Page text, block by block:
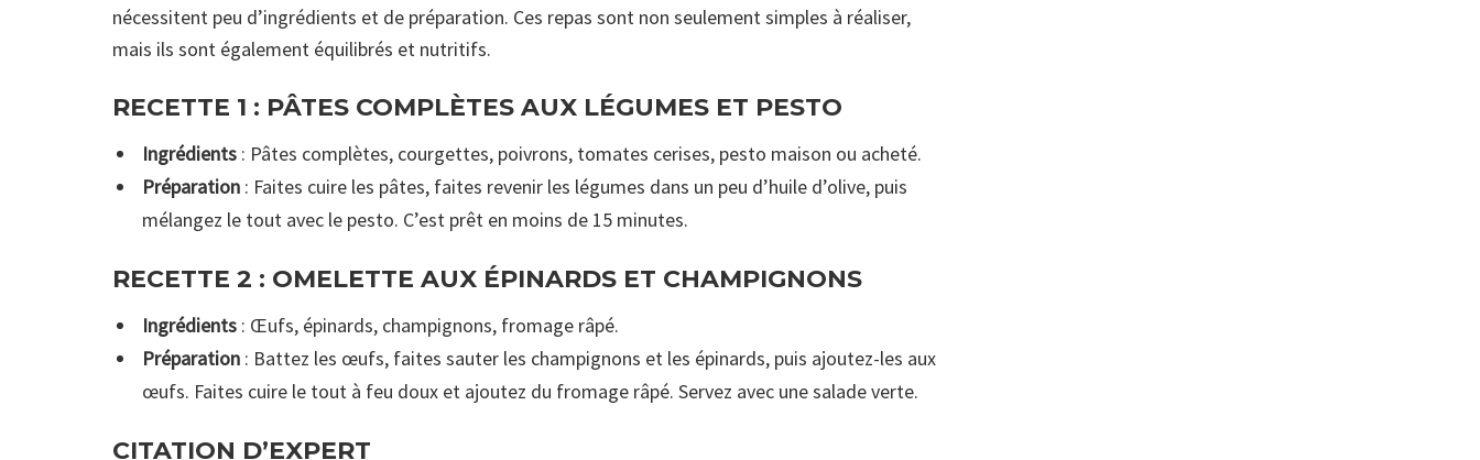
nécessitent peu d’ingrédients et de préparation. Ces repas sont non seulement simples à réaliser,
mais ils sont également équilibrés et nutritifs.
RECETTE 1 : PÂTES COMPLÈTES AUX LÉGUMES ET PESTO
Ingrédients: Pâtes complètes, courgettes, poivrons, tomates cerises, pesto maison ou acheté.
Préparation: Faites cuire les pâtes, faites revenir les légumes dans un peu d’huile d’olive, puis
mélangez le tout avec le pesto. C’est prêt en moins de 15 minutes.
RECETTE 2 : OMELETTE AUX ÉPINARDS ET CHAMPIGNONS
Ingrédients: Œufs, épinards, champignons, fromage râpé.
Préparation: Battez les œufs, faites sauter les champignons et les épinards, puis ajoutez-les aux
œufs. Faites cuire le tout à feu doux et ajoutez du fromage râpé. Servez avec une salade verte.
CITATION D’EXPERT